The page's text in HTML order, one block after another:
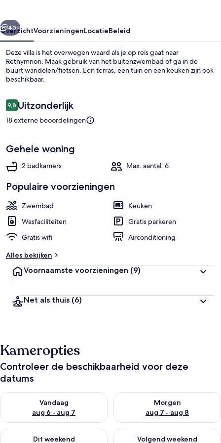
Volgende
40+
OverzichtVoorzieningenLocatieBeleid
Deze villa is het overwegen waard als je op reis gaat naar
Rethymnon. Maak gebruik van het buitenzwembad of ga in de
buurt wandelen/fietsen. Een terras, een tuin en een keuken zijn ook
beschikbaar.
Beoordelingen
9,89,8 op 10 –
Uitzonderlijk
18 externe beoordelingen
Gehele woning
2 badkamers Max. aantal: 6
Populaire voorzieningen
Zwembad
Keuken
Wasfaciliteiten
Gratis parkeren
Gratis wifi
Airconditioning
Alles bekijken
Voornaamste voorzieningen (9)
Net als thuis (6)
Kameropties
Controleer de beschikbaarheid voor deze
datums
Vandaag
aug 6 - aug 7
De beschikbaarheid controleren voor vanavond aug 6 - aug 7
Morgen
aug 7 - aug 8
De beschikbaarheid
Dit weekend
De beschikbaarheid controleren voor dit weekend aug 7 -
Volgend weekend
De beschikbaarheid